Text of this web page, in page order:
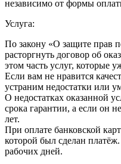
независимо от формы
Услуга:
По закону «О защите прав
расторгнуть договор об
этом часть услуг, которые
Если вам не нравится
устраним недостатки или
О недостатках оказанной
срока гарантии, а если он
лет.
При оплате банковской
которой был сделан
рабочих дней.